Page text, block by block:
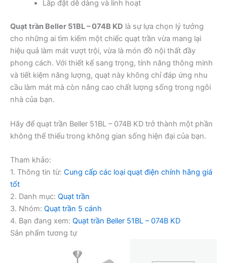
Lắp đặt dễ dàng và linh hoạt
Quạt trần Beller 51BL – 074B KD là sự lựa chọn lý tưởng
cho những ai tìm kiếm một chiếc quạt trần vừa mang lại
hiệu quả làm mát vượt trội, vừa là món đồ nội thất đầy
phong cách. Với thiết kế sang trọng, tính năng thông minh
và tiết kiệm năng lượng, quạt này không chỉ đáp ứng nhu
cầu làm mát mà còn nâng cao chất lượng sống trong ngôi
nhà của bạn.
Hãy để quạt trần Beller 51BL – 074B KD trở thành một phần
không thể thiếu trong không gian sống hiện đại của bạn.
Tham khảo:
1. Thông tin từ: Cung cấp các loại quạt điện chính hãng giá
tốt
2. Danh mục: Quạt trần
3. Nhóm: Quạt trần 5 cánh
4. Bạn đang xem: Quạt trần Beller 51BL – 074B KD
Sản phẩm tương tự